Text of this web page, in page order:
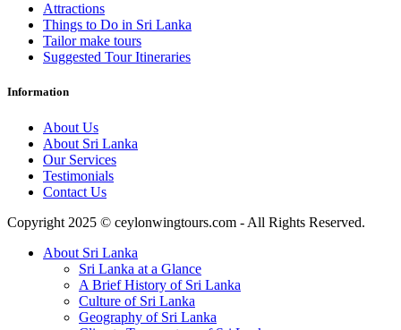
Attractions
Things to Do in Sri Lanka
Tailor make tours
Suggested Tour Itineraries
Information
About Us
About Sri Lanka
Our Services
Testimonials
Contact Us
Copyright 2025 © ceylonwingtours.com - All Rights Reserved.
About Sri Lanka
Sri Lanka at a Glance
A Brief History of Sri Lanka
Culture of Sri Lanka
Geography of Sri Lanka